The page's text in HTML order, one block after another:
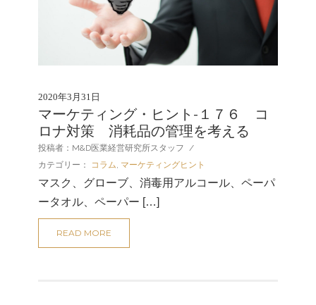
2020年3月31日
マーケティング・ヒント-１７６ コ
ロナ対策 消耗品の管理を考える
投稿者：M&D医業経営研究所スタッフ /
カテゴリー：
コラム, マーケティングヒント
マスク、グローブ、消毒用アルコール、ペーパ
ータオル、ペーパー […]
READ MORE